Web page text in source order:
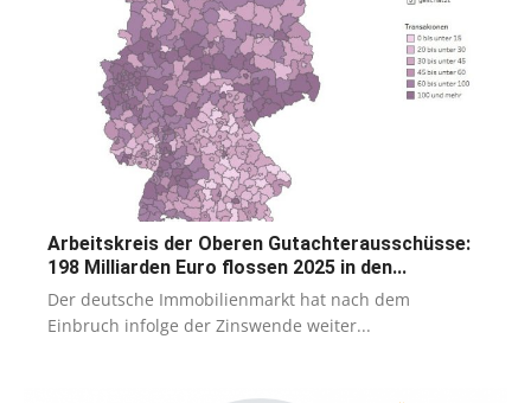
Arbeitskreis der Oberen Gutachterausschüsse:
198 Milliarden Euro flossen 2025 in den...
Der deutsche Immobilienmarkt hat nach dem
Einbruch infolge der Zinswende weiter...